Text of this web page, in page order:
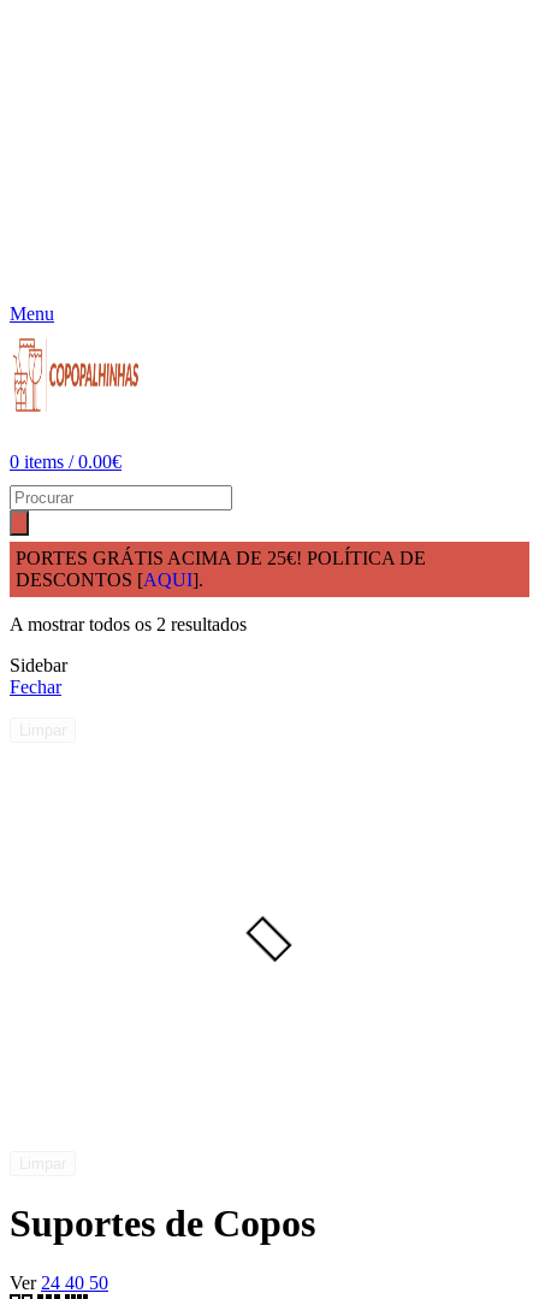
Menu
0 items / 0.00€
PORTES GRÁTIS ACIMA DE 25€! POLÍTICA DE
DESCONTOS [AQUI].
InícioModeloSuportes de Copos
A mostrar todos os 2 resultados
Sidebar
Fechar
Suportes de Copos
Ver 24 40 50